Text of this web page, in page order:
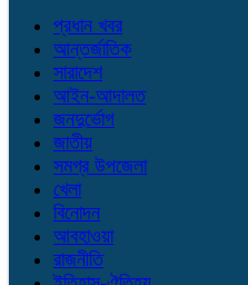
প্রধান খবর
আন্তর্জাতিক
সারাদেশ
আইন-আদালত
জনদুর্ভোগ
জাতীয়
সমগ্র উপজেলা
খেলা
বিনোদন
আবহাওয়া
রাজনীতি